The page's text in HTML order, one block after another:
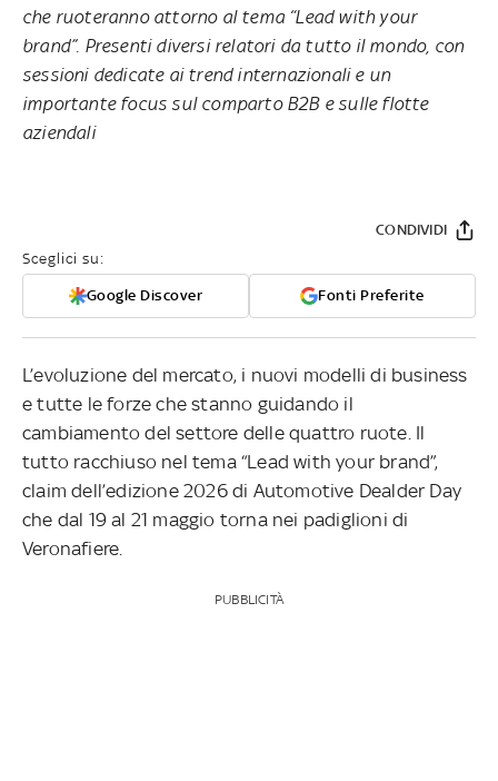
che ruoteranno attorno al tema “Lead with your
brand”. Presenti diversi relatori da tutto il mondo, con
sessioni dedicate ai trend internazionali e un
importante focus sul comparto B2B e sulle flotte
aziendali
Sceglici su:
Google Discover Fonti Preferite
CONDIVIDI
L’evoluzione del mercato, i nuovi modelli di business
e tutte le forze che stanno guidando il
cambiamento del settore delle quattro ruote. Il
tutto racchiuso nel tema “Lead with your brand”,
claim dell’edizione 2026 di Automotive Dealder Day
che dal 19 al 21 maggio torna nei padiglioni di
Veronafiere.
PUBBLICITÀ